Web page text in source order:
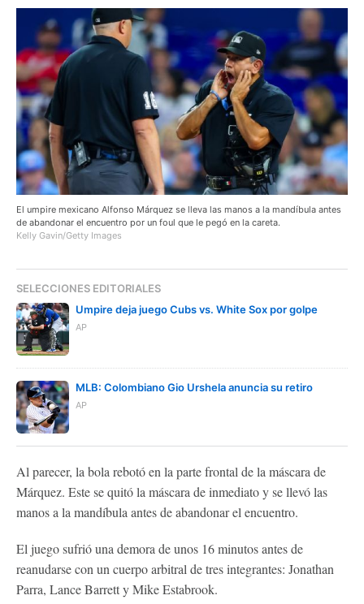
El umpire mexicano Alfonso Márquez se lleva las manos a la mandíbula antes
de abandonar el encuentro por un foul que le pegó en la careta.
Kelly Gavin/Getty Images
SELECCIONES EDITORIALES
Umpire deja juego Cubs vs. White Sox por golpe
AP
MLB: Colombiano Gio Urshela anuncia su retiro
AP
Al parecer, la bola rebotó en la parte frontal de la máscara de
Márquez. Este se quitó la máscara de inmediato y se llevó las
manos a la mandíbula antes de abandonar el encuentro.
El juego sufrió una demora de unos 16 minutos antes de
reanudarse con un cuerpo arbitral de tres integrantes: Jonathan
Parra, Lance Barrett y Mike Estabrook.